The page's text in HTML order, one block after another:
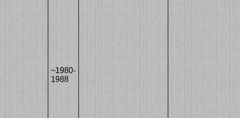
~1980-
1988